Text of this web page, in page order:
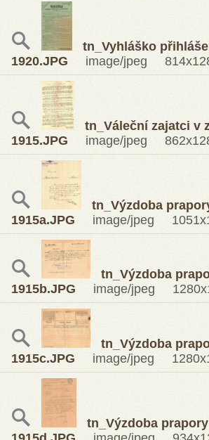
tn_Vyhláško
1920.JPG image/jpeg
tn_Váleční zajatci v
1915.JPG image/jpeg
tn_Výzdoba
1915a.JPG image/jpeg
tn_Výzdoba
1915b.JPG image/jpeg
tn_Výzdoba
1915c.JPG image/jpeg
tn_Výzdoba prapory